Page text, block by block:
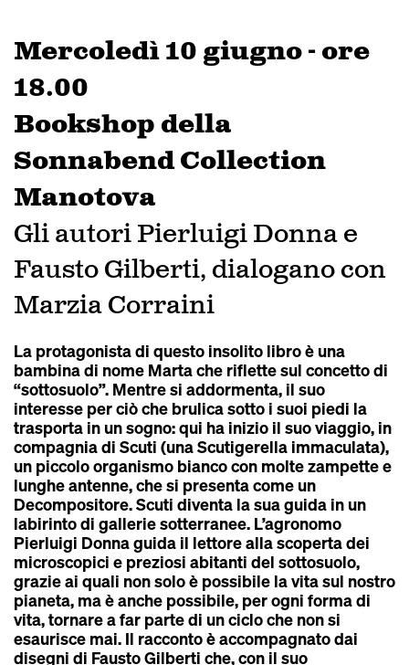
Mercoledì 10 giugno - ore
18.00
Bookshop della
Sonnabend Collection
Manotova
Gli autori Pierluigi Donna e
Fausto Gilberti, dialogano con
Marzia Corraini
La protagonista di questo insolito libro è una
bambina di nome Marta che riflette sul concetto di
“sottosuolo”. Mentre si addormenta, il suo
interesse per ciò che brulica sotto i suoi piedi la
trasporta in un sogno: qui ha inizio il suo viaggio, in
compagnia di Scuti (una Scutigerella immaculata),
un piccolo organismo bianco con molte zampette e
lunghe antenne, che si presenta come un
Decompositore. Scuti diventa la sua guida in un
labirinto di gallerie sotterranee. L’agronomo
Pierluigi Donna guida il lettore alla scoperta dei
microscopici e preziosi abitanti del sottosuolo,
grazie ai quali non solo è possibile la vita sul nostro
pianeta, ma è anche possibile, per ogni forma di
vita, tornare a far parte di un ciclo che non si
esaurisce mai. Il racconto è accompagnato dai
disegni di Fausto Gilberti che, con il suo